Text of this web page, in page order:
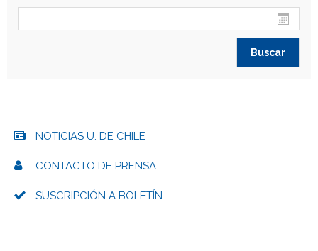
NOTICIAS U. DE CHILE
CONTACTO DE PRENSA
SUSCRIPCIÓN A BOLETÍN